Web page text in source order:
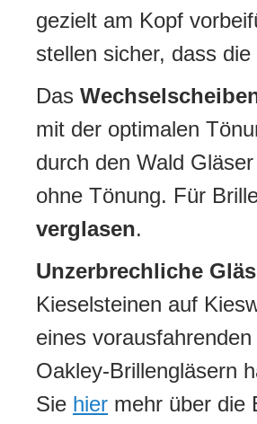
gezielt am Kopf
stellen sicher, dass die
Das
mit der optimalen
durch den Wald
ohne Tönung. Für
verglasen.
Unzerbrechliche
Kieselsteinen auf
eines
Oakley-Brillengläsern
Sie hier mehr über die